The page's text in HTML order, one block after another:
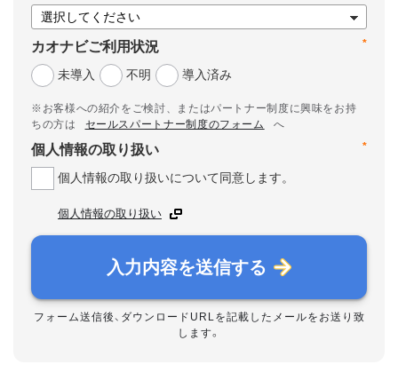
*
カオナビご利用状況
未導入
不明 導入済み
※お客様への紹介をご検討、またはパートナー制度に興味をお持
ちの方は
セールスパートナー制度のフォーム
へ
*
個人情報の取り扱い
個人情報の取り扱いについて同意します。
個人情報の取り扱い
入力内容を送信する
フォーム送信後、ダウンロードURLを記載したメールをお送り致
します。